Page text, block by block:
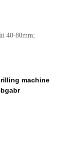
40-80mm;
machine